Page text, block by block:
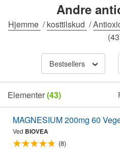
Andre
Hjemme /kosttilskud /
Bestsellers
Elementer(43)
MAGNESIUM 200mg 60
Ved BIOVEA
(8)